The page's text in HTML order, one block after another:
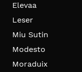
Elevaa
Leser
Miu Sutin
Modesto
Moraduix